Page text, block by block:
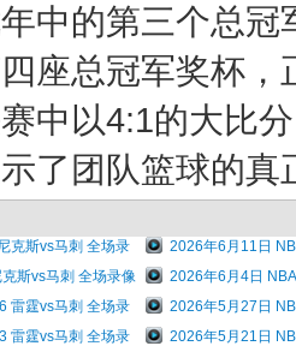
中的第三个总
座总冠军奖杯
中以4:1的大比
了团队篮球的真
克斯vs马刺 全场录
2026年6月11日
斯vs马刺 全场录像
2026年6月4日
雷霆vs马刺 全场录
2026年5月27日
雷霆vs马刺 全场录
2026年5月21日